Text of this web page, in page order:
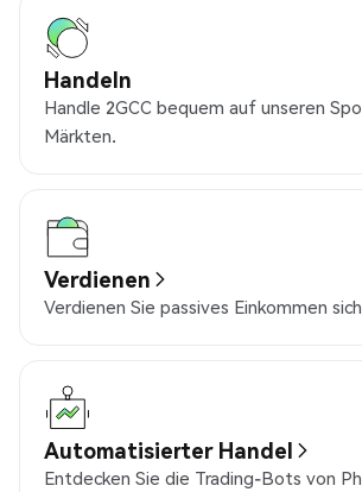
Handeln
Handle 2GCC bequem auf unseren
Märkten.
Verdienen
Verdienen Sie passives Einkommen
Automatisierter Handel
Entdecken Sie die Trading-Bots von